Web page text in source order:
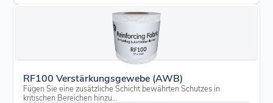
RF100 Verstärkungsgewebe (AWB)
Fügen Sie eine zusätzliche Schicht bewährten Schutzes in
kritischen Bereichen hinzu...